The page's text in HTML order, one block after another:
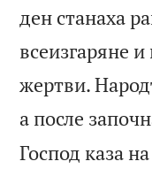
ден станаха
всеизгаряне
жертви.
а после
Господ каза